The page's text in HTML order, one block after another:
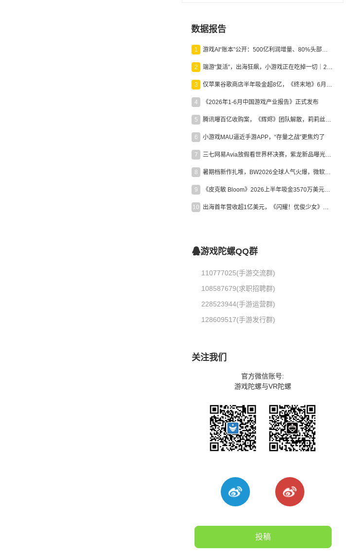
数据报告
1 游戏AI“账本”公开：500亿利润增量、80%头部入局，谁在闷声发财？
2 端游“复活”，出海狂飙，小游戏正在吃掉一切｜2026上半年产业报告
3 仅苹果谷歌商店半年吸金超8亿，《终末地》6月份收入显著回暖
4 《2026年1-6月中国游戏产业报告》正式发布
5 腾讯曝百亿收购案，《辉烬》团队解散，莉莉丝新作曝光｜陀螺周报
6 小游戏MAU逼近手游APP，“存量之战”更焦灼了
7 三七网易Avia放假看世界杯决赛，紫龙新品曝光，米哈游新作上线 | 陀螺周报
8 暑期档新作扎堆，BW2026全球人气火爆，微软XBOX大裁员|陀螺周报
9 《皮克敏 Bloom》2026上半年吸金3570万美元，中国台湾成最大市场
10 出海首年营收超1亿美元，《闪耀！优俊少女》美国市场占比达七成
游戏陀螺QQ群
110777025(手游交流群)
108587679(求职招聘群)
228523944(手游运营群)
128609517(手游发行群)
关注我们
官方微信账号:
游戏陀螺与VR陀螺
投稿